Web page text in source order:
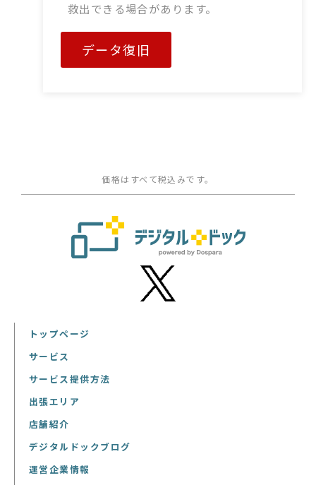
救出できる場合があります。
データ復旧
価格はすべて税込みです。
トップページ
サービス
サービス提供方法
出張エリア
店舗紹介
デジタルドックブログ
運営企業情報